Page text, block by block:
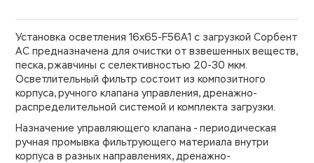
Установка осветления 16х65-F56A1 с загрузкой Сорбент
АС предназначена для очистки от взвешенных веществ,
песка, ржавчины с селективностью 20-30 мкм.
Осветлительный фильтр состоит из композитного
корпуса, ручного клапана управления, дренажно-
распределительной системой и комплекта загрузки.
Назначение управляющего клапана - периодическая
ручная промывка фильтрующего материала внутри
корпуса в разных направлениях, дренажно-